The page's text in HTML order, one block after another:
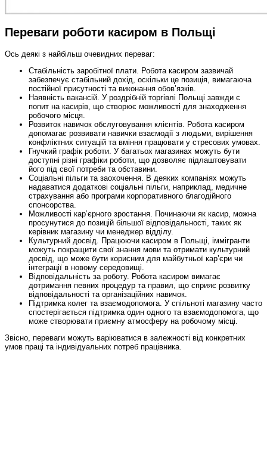
Переваги роботи касиром в Польщі
Ось деякі з найбільш очевидних переваг:
Стабільність заробітної плати. Робота касиром зазвичай
забезпечує стабільний дохід, оскільки це позиція, вимагаюча
постійної присутності та виконання обов’язків.
Наявність вакансій. У роздрібній торгівлі Польщі завжди є
попит на касирів, що створює можливості для знаходження
робочого місця.
Розвиток навичок обслуговування клієнтів. Робота касиром
допомагає розвивати навички взаємодії з людьми, вирішення
конфліктних ситуацій та вміння працювати у стресових умовах.
Гнучкий графік роботи. У багатьох магазинах можуть бути
доступні різні графіки роботи, що дозволяє підлаштовувати
його під свої потреби та обставини.
Соціальні пільги та заохочення. В деяких компаніях можуть
надаватися додаткові соціальні пільги, наприклад, медичне
страхування або програми корпоративного благодійного
спонсорства.
Можливості кар’єрного зростання. Починаючи як касир, можна
просунутися до позицій більшої відповідальності, таких як
керівник магазину чи менеджер відділу.
Культурний досвід. Працюючи касиром в Польщі, іммігранти
можуть покращити свої знання мови та отримати культурний
досвід, що може бути корисним для майбутньої кар’єри чи
інтеграції в новому середовищі.
Відповідальність за роботу. Робота касиром вимагає
дотримання певних процедур та правил, що сприяє розвитку
відповідальності та організаційних навичок.
Підтримка колег та взаємодопомога. У спільноті магазину часто
спостерігається підтримка один одного та взаємодопомога, що
може створювати приємну атмосферу на робочому місці.
Звісно, переваги можуть варіюватися в залежності від конкретних
умов праці та індивідуальних потреб працівника.